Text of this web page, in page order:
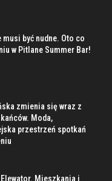
musi być nudne. Oto co
w Pitlane Summer Bar!
zmienia się wraz z
Moda,
przestrzeń spotkań
Mieszkania i